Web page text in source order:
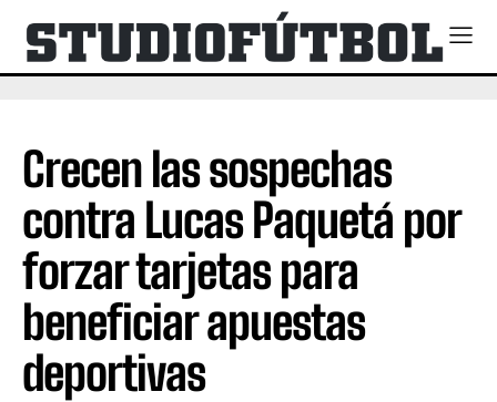
Crecen las sospechas
contra Lucas Paquetá por
forzar tarjetas para
beneficiar apuestas
deportivas